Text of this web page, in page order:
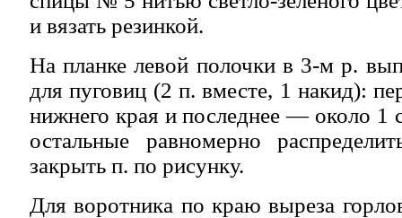
и вязать резинкой.
На планке левой полочки в 3-м р.
для пуговиц (2 п. вместе, 1 накид):
нижнего края и последнее — около 1
остальные равномерно
закрыть п. по рисунку.
Для воротника по краю выреза